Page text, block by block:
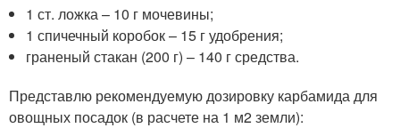
1 ст. ложка – 10 г мочевины;
1 спичечный коробок – 15 г удобрения;
граненый стакан (200 г) – 140 г средства.
Представлю рекомендуемую дозировку карбамида для
овощных посадок (в расчете на 1 м2 земли):